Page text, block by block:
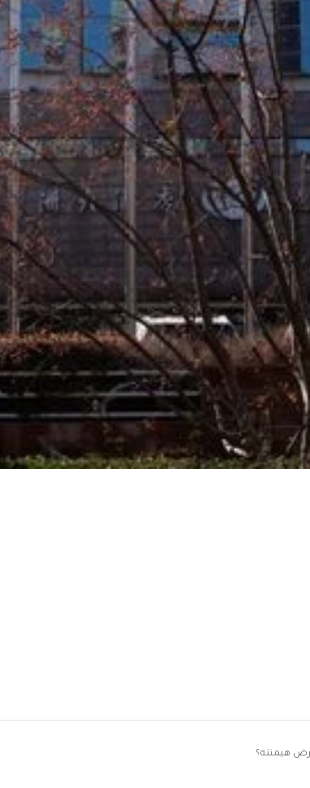
هيمنته؟